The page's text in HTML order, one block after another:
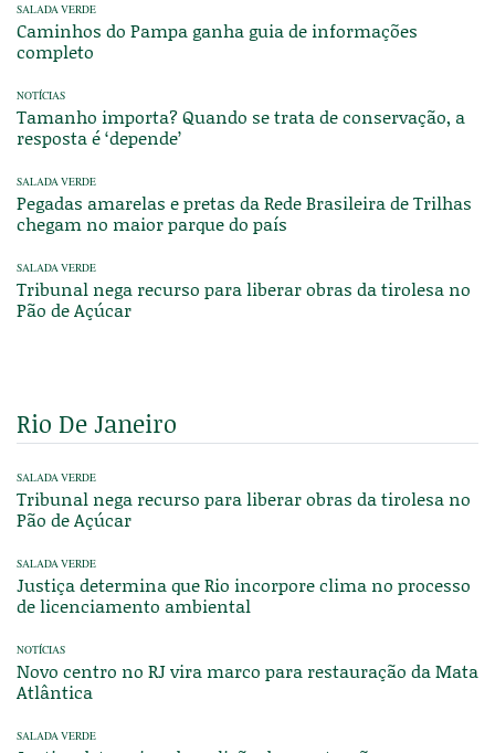
SALADA VERDE
Caminhos do Pampa ganha guia de informações
completo
NOTÍCIAS
Tamanho importa? Quando se trata de conservação, a
resposta é ‘depende’
SALADA VERDE
Pegadas amarelas e pretas da Rede Brasileira de Trilhas
chegam no maior parque do país
SALADA VERDE
Tribunal nega recurso para liberar obras da tirolesa no
Pão de Açúcar
Rio De Janeiro
SALADA VERDE
Tribunal nega recurso para liberar obras da tirolesa no
Pão de Açúcar
SALADA VERDE
Justiça determina que Rio incorpore clima no processo
de licenciamento ambiental
NOTÍCIAS
Novo centro no RJ vira marco para restauração da Mata
Atlântica
SALADA VERDE